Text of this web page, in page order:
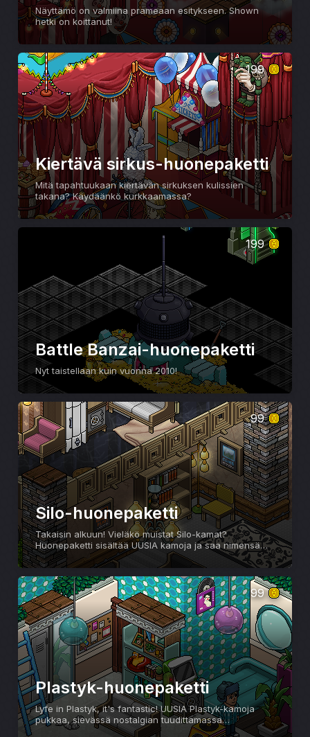
Näyttämö on valmiina prameaan esitykseen. Shown
hetki on koittanut!
199
Kiertävä sirkus-huonepaketti
Mitä tapahtuukaan kiertävän sirkuksen kulissien
takana? Käydäänkö kurkkaamassa?
199
Battle Banzai-huonepaketti
Nyt taistellaan kuin vuonna 2010!
99
Silo-huonepaketti
Takaisin alkuun! Vieläkö muistat Silo-kamat?
Huonepaketti sisältää UUSIA kamoja ja saa nimensä
alkuperäisestä Silo-tavarasarjasta!
99
Plastyk-huonepaketti
Lyfe in Plastyk, it's fantastic! UUSIA Plastyk-kamoja
pukkaa, sievässä nostalgian tuudittamassa
huonepaketissa. Tätä originellimpaa saa hakea!